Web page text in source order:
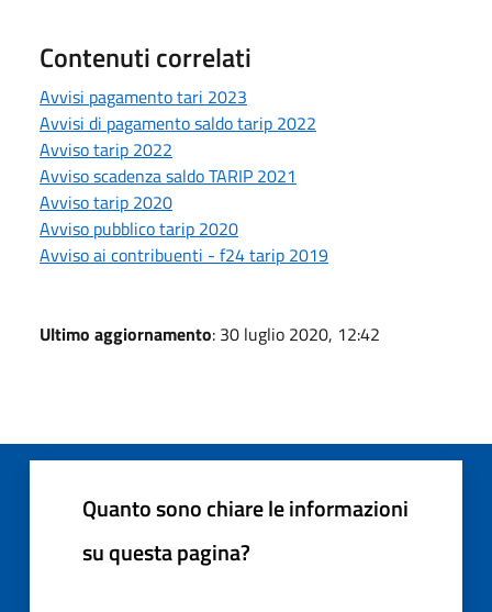
Contenuti correlati
Avvisi pagamento tari 2023
Avvisi di pagamento saldo tarip 2022
Avviso tarip 2022
Avviso scadenza saldo TARIP 2021
Avviso tarip 2020
Avviso pubblico tarip 2020
Avviso ai contribuenti - f24 tarip 2019
Ultimo aggiornamento: 30 luglio 2020, 12:42
Quanto sono chiare le informazioni
su questa pagina?